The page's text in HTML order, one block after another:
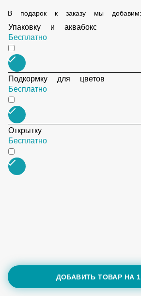
В подарок к заказу мы добавим:
Упаковку и аквабокс
Бесплатно
Подкормку для цветов
Бесплатно
Открытку
Бесплатно
ДОБАВИТЬ ТОВАР НА